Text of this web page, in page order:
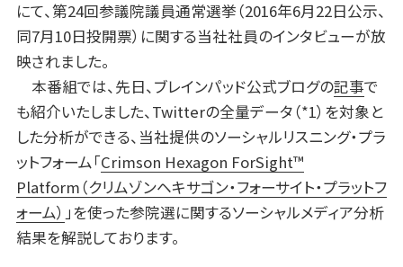
にて、第24回参議院議員通常選挙（2016年6月22日公示、
同7月10日投開票）に関する当社社員のインタビューが放
映されました。
本番組では、先日、ブレインパッド公式ブログの記事で
も紹介いたしました、Twitterの全量データ（*1）を対象と
した分析ができる、当社提供のソーシャルリスニング・プラ
ットフォーム「Crimson Hexagon ForSight™
Platform（クリムゾンヘキサゴン・フォーサイト・プラットフ
ォーム） 」を使った参院選に関するソーシャルメディア分析
結果を解説しております。